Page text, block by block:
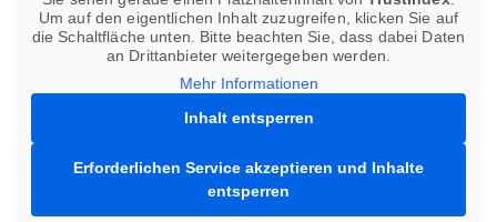
Um auf den eigentlichen Inhalt zuzugreifen, klicken Sie auf
die Schaltfläche unten. Bitte beachten Sie, dass dabei Daten
an Drittanbieter weitergegeben werden.
Mehr Informationen
Inhalt entsperren
Erforderlichen Service akzeptieren und Inhalte
entsperren